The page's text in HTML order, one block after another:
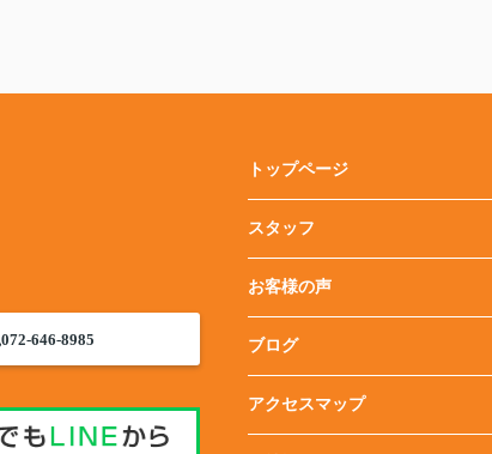
072-646-8985
トップページ
スタッフ
お客様の声
ブログ
アクセスマップ